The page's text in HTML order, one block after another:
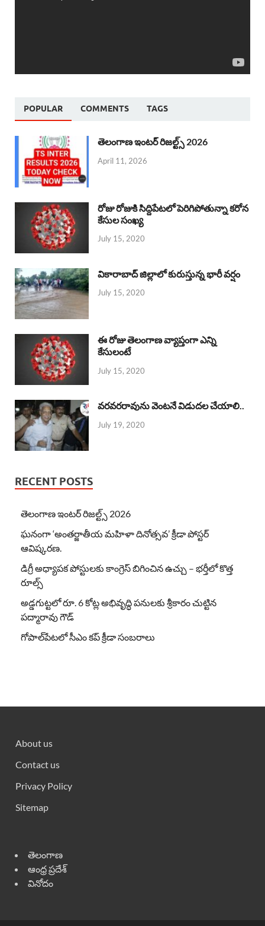
POPULAR COMMENTS TAGS
తెలంగాణ ఇంటర్ రిజల్ట్స్ 2026
April 11, 2026
రోజు రోజుకి సిద్దిపేటలో పెరిగిపోతున్నా కరోన
కేసుల సంఖ్య
July 15, 2020
వికారాబాద్ జిల్లాలో కురుస్తున్న భారీ వర్షం
July 15, 2020
ఈ రోజు తెలంగాణ వ్యాప్తంగా ఎన్ని
కేసులంటే
July 15, 2020
వరవరరావును వెంటనే విడుదల చేయాలి..
July 19, 2020
RECENT POSTS
తెలంగాణ ఇంటర్ రిజల్ట్స్ 2026
ఘనంగా ‘అంతర్జాతీయ మహిళా దినోత్సవ’ క్రీడా పోస్టర్
ఆవిష్కరణ.
డిగ్రీ అధ్యాపక పోస్టులకు కాంగ్రెస్ బిగించిన ఉచ్చు – భర్తీలో కొత్త
రూల్స్
అడ్డగుట్టలో రూ. 6 కోట్ల అభివృద్ధి పనులకు శ్రీకారం చుట్టిన
పద్మారావు గౌడ్
గోపాల్‌పేటలో సీఎం కప్ క్రీడా సంబరాలు
About us
Contact us
Privacy Policy
Sitemap
తెలంగాణ
ఆంధ్ర ప్రదేశ్
వినోదం